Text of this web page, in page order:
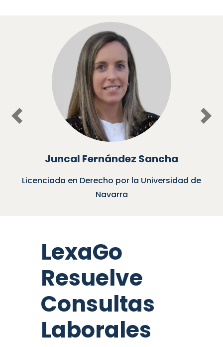
Juncal Fernández Sancha
Licenciada en Derecho por la Universidad de
Navarra
Previous
LexaGo
Resuelve
Consultas
Laborales